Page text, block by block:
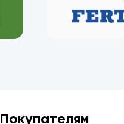
Покупателям